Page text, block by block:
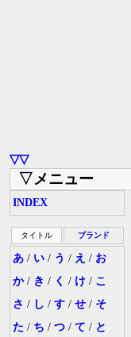
▽▽
▽メニュー
INDEX
タイトル ブランド
あ / い / う / え / お
か/ き / く / け / こ
さ / し / す / せ / そ
た / ち / つ / て / と